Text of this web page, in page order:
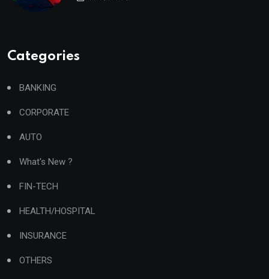
Categories
BANKING
CORPORATE
AUTO
What's New ?
FIN-TECH
HEALTH/HOSPITAL
INSURANCE
OTHERS